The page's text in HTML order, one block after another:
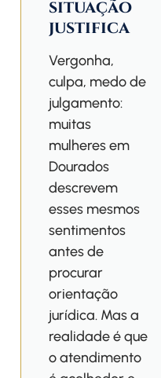
situação
justifica
Vergonha,
culpa, medo de
julgamento:
muitas
mulheres em
Dourados
descrevem
esses mesmos
sentimentos
antes de
procurar
orientação
jurídica. Mas a
realidade é que
o atendimento